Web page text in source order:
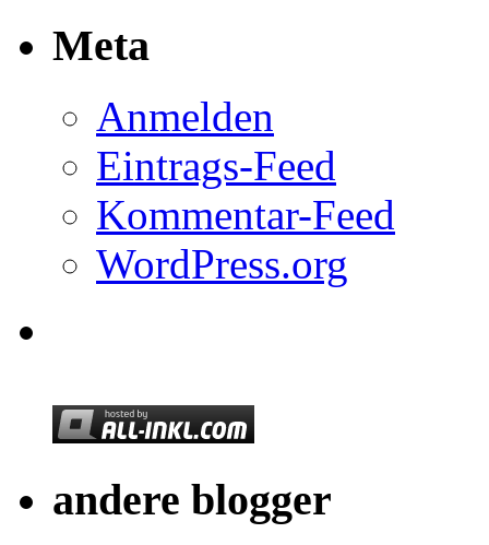
Meta
Anmelden
Eintrags-Feed
Kommentar-Feed
WordPress.org
andere blogger